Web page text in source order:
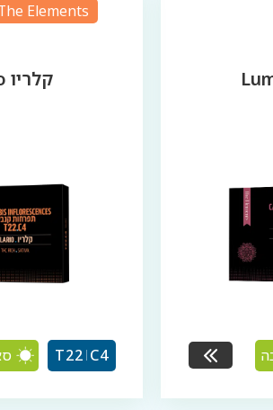
Elements
קלריו Clario
C4
T22